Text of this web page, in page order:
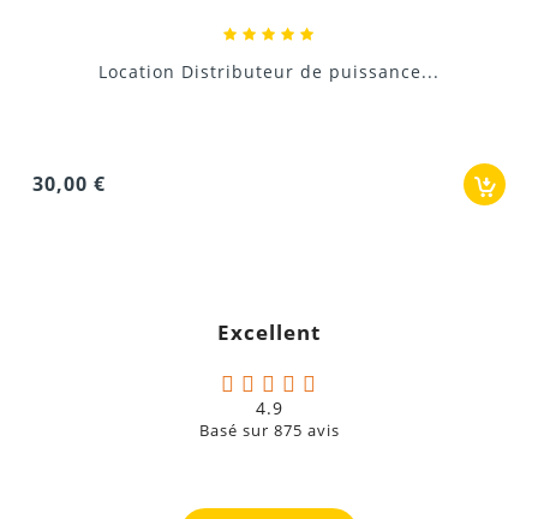
Location Distributeur de puissance...
€
Excellent
4.9
Basé sur 875 avis